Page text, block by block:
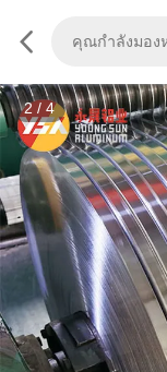
3/ 4